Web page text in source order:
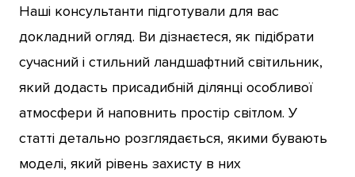
Наші консультанти підготували для вас
докладний огляд. Ви дізнаєтеся, як підібрати
сучасний і стильний ландшафтний світильник,
який додасть присадибній ділянці особливої
атмосфери й наповнить простір світлом. У
статті детально розглядається, якими бувають
моделі, який рівень захисту в них